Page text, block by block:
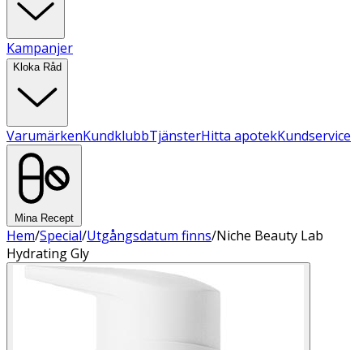
Kampanjer
Kloka Råd
VarumärkenKundklubbTjänsterHitta apotekKundservice
Mina Recept
Hem/Special/Utgångsdatum finns/Niche Beauty Lab
Hydrating Gly